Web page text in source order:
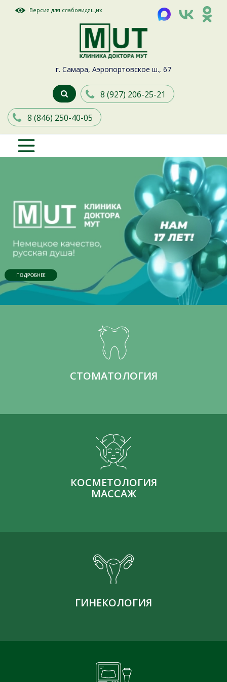
Версия для слабовидящих
г. Самара, Аэропортовское ш., 67
8 (927) 206-25-21
8 (846) 250-40-05
ПОДРОБНЕЕ
СТОМАТОЛОГИЯ
КОСМЕТОЛОГИЯ
МАССАЖ
ГИНЕКОЛОГИЯ